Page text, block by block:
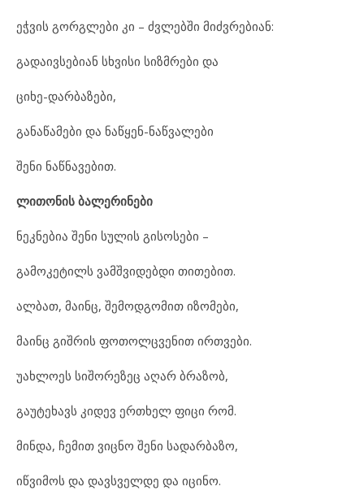
ეჭვის გორგლები კი – ძვლებში მიძვრებიან:
გადაივსებიან სხვისი სიზმრები და
ციხე-დარბაზები,
განაწამები და ნაწყენ-ნაწვალები
შენი ნაწნავებით.
ლითონის ბალერინები
ნეკნებია შენი სულის გისოსები –
გამოკეტილს ვამშვიდებდი თითებით.
ალბათ, მაინც, შემოდგომით იზომები,
მაინც გიშრის ფოთოლცვენით ირთვები.
უახლოეს სიშორეზეც აღარ ბრაზობ,
გაუტეხავს კიდევ ერთხელ ფიცი რომ.
მინდა, ჩემით ვიცნო შენი სადარბაზო,
იწვიმოს და დავსველდე და იცინო.